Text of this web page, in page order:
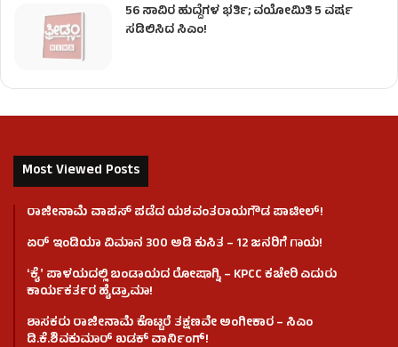
56 ಸಾವಿರ ಹುದ್ದೆಗಳ ಭರ್ತಿ; ವಯೋಮಿತಿ 5 ವರ್ಷ
ಸಡಿಲಿಸಿದ ಸಿಎಂ!
Most Viewed Posts
ರಾಜೀನಾಮೆ ವಾಪಸ್ ಪಡೆದ ಯಶವಂತರಾಯಗೌಡ ಪಾಟೀಲ್‌!
ಏರ್ ಇಂಡಿಯಾ ವಿಮಾನ 300 ಅಡಿ ಕುಸಿತ – 12 ಜನರಿಗೆ ಗಾಯ!
ʻಕೈʼ​ ಪಾಳಯದಲ್ಲಿ ಬಂಡಾಯದ ರೋಷಾಗ್ನಿ – KPCC ಕಚೇರಿ ಎದುರು
ಕಾರ್ಯಕರ್ತರ ಹೈಡ್ರಾಮಾ!
ಶಾಸಕರು ರಾಜೀನಾಮೆ ಕೊಟ್ಟರೆ ತಕ್ಷಣವೇ ಅಂಗೀಕಾರ – ಸಿಎಂ
ಡಿ.ಕೆ.ಶಿವಕುಮಾರ್ ಖಡಕ್ ವಾರ್ನಿಂಗ್!